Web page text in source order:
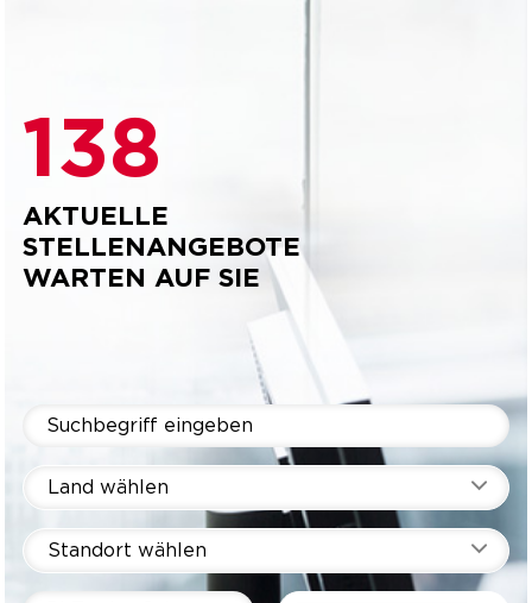
138
AKTUELLE
STELLENANGEBOTE
WARTEN AUF SIE
Land wählen
Standort wählen